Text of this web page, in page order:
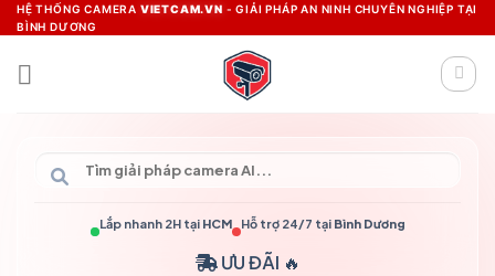
Skip
to
content
HỆ THỐNG CAMERA VIETCAM.VN - GIẢI PHÁP AN NINH CHUYÊN NGHIỆP TẠI
BÌNH DƯƠNG
Lắp nhanh 2H tại HCM Hỗ trợ 24/7 tại Bình Dương
ƯU ĐÃI 🔥